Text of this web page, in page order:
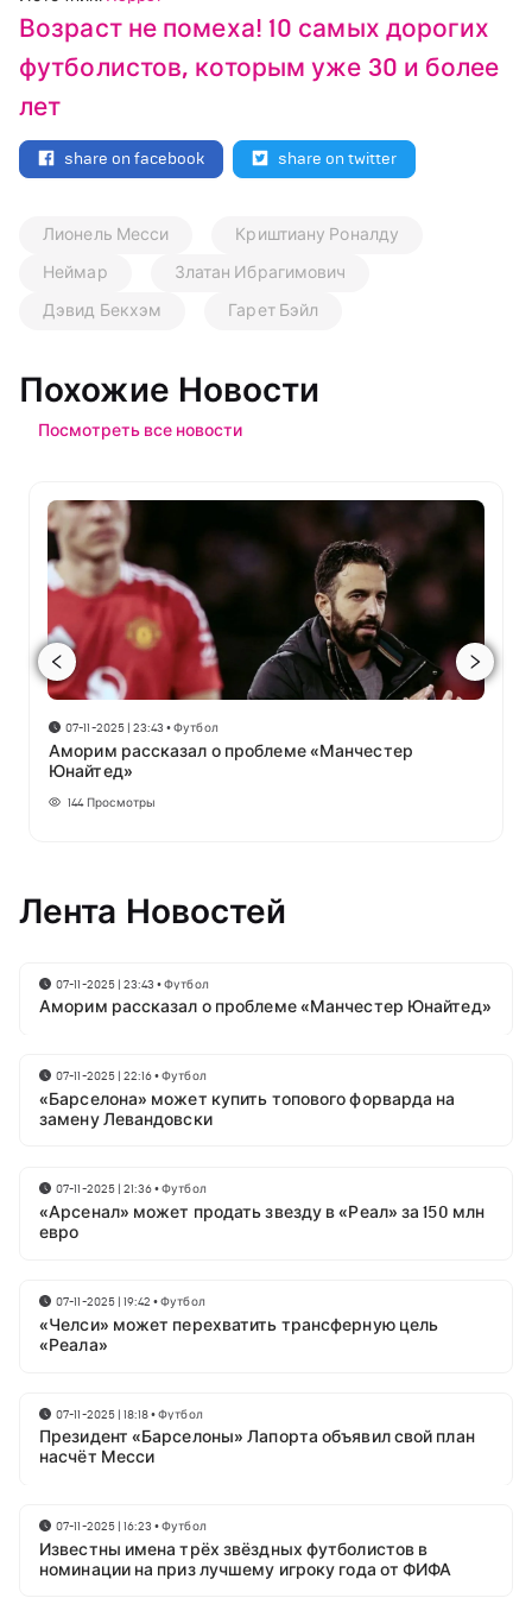
Возраст не помеха! 10 самых дорогих
футболистов, которым уже 30 и более
лет
share on facebook share on twitter
Лионель Месси
Криштиану Роналду
Неймар
Златан Ибрагимович
Дэвид Бекхэм
Гарет Бэйл
Похожие Новости
Посмотреть все новости
07-11-2025 | 23:43 •Футбол
Аморим рассказал о проблеме «Манчестер
Юнайтед»
144 Просмотры
Лента Новостей
07-11-2025 | 23:43 •Футбол
Аморим рассказал о проблеме «Манчестер Юнайтед»
07-11-2025 | 22:16•Футбол
«Барселона» может купить топового форварда на
замену Левандовски
07-11-2025 | 21:36•Футбол
«Арсенал» может продать звезду в «Реал» за 150 млн
евро
07-11-2025 | 19:42 •Футбол
«Челси» может перехватить трансферную цель
«Реала»
07-11-2025 | 18:18•Футбол
Президент «Барселоны» Лапорта объявил свой план
насчёт Месси
07-11-2025 | 16:23 •Футбол
Известны имена трёх звёздных футболистов в
номинации на приз лучшему игроку года от ФИФА